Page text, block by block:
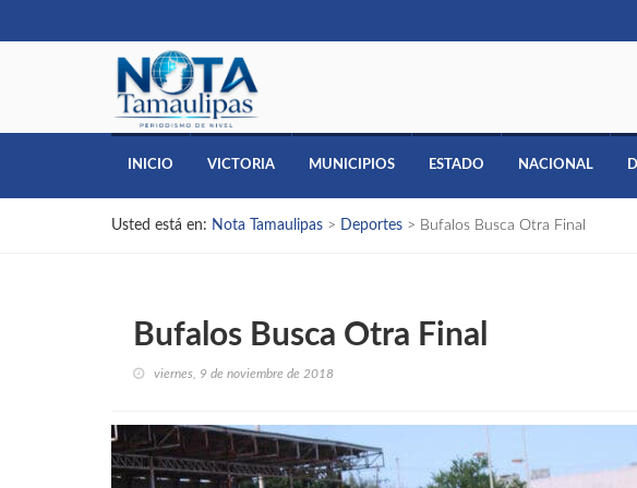
INICIO VICTORIA MUNICIPIOS ESTADO NACIONAL
Usted está en: Nota Tamaulipas > Deportes > Bufalos Busca Otra Final
Bufalos Busca Otra Final
viernes, 9 de noviembre de 2018